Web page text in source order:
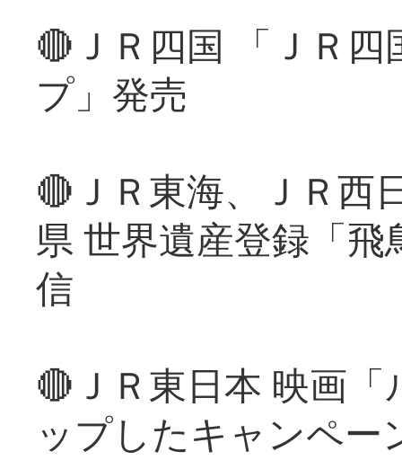
🔴ＪＲ四国 「ＪＲ
プ」発売
🔴ＪＲ東海、ＪＲ西
県 世界遺産登録「
信
🔴ＪＲ東日本 映画
ップしたキャンペー